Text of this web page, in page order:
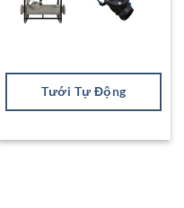
Tưới Tự Động